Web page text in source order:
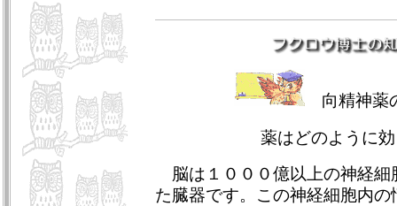
向精神薬
薬はどのように
脳は１０００億以上の神経細
た臓器です。この神経細胞内